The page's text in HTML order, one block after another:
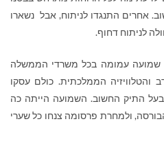
אחרים התנגדו לניתוח, אבל נשארו
לניתוח דחוף.
שמועה עמומה בכל משרדי הממשלה
והטלוויזיה הממלכתית. כולם עסקו
התיק החשוב. השמועה הייתה כה
ולמחרת פרסומה צנחו כל שערי